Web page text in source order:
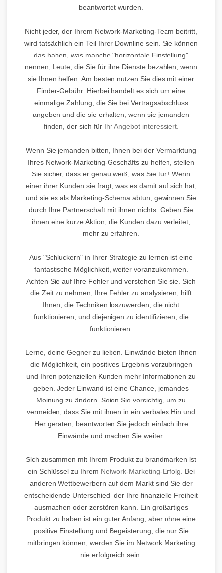
beantwortet wurden.
Nicht jeder, der Ihrem Network-Marketing-Team beitritt,
wird tatsächlich ein Teil Ihrer Downline sein. Sie können
das haben, was manche "horizontale Einstellung"
nennen, Leute, die Sie für ihre Dienste bezahlen, wenn
sie Ihnen helfen. Am besten nutzen Sie dies mit einer
Finder-Gebühr. Hierbei handelt es sich um eine
einmalige Zahlung, die Sie bei Vertragsabschluss
angeben und die sie erhalten, wenn sie jemanden
finden, der sich für Ihr Angebot interessiert.
Wenn Sie jemanden bitten, Ihnen bei der Vermarktung
Ihres Network-Marketing-Geschäfts zu helfen, stellen
Sie sicher, dass er genau weiß, was Sie tun! Wenn
einer ihrer Kunden sie fragt, was es damit auf sich hat,
und sie es als Marketing-Schema abtun, gewinnen Sie
durch Ihre Partnerschaft mit ihnen nichts. Geben Sie
ihnen eine kurze Aktion, die Kunden dazu verleitet,
mehr zu erfahren.
Aus "Schluckern" in Ihrer Strategie zu lernen ist eine
fantastische Möglichkeit, weiter voranzukommen.
Achten Sie auf Ihre Fehler und verstehen Sie sie. Sich
die Zeit zu nehmen, Ihre Fehler zu analysieren, hilft
Ihnen, die Techniken loszuwerden, die nicht
funktionieren, und diejenigen zu identifizieren, die
funktionieren.
Lerne, deine Gegner zu lieben. Einwände bieten Ihnen
die Möglichkeit, ein positives Ergebnis vorzubringen
und Ihren potenziellen Kunden mehr Informationen zu
geben. Jeder Einwand ist eine Chance, jemandes
Meinung zu ändern. Seien Sie vorsichtig, um zu
vermeiden, dass Sie mit ihnen in ein verbales Hin und
Her geraten, beantworten Sie jedoch einfach ihre
Einwände und machen Sie weiter.
Sich zusammen mit Ihrem Produkt zu brandmarken ist
ein Schlüssel zu Ihrem Network-Marketing-Erfolg.
Bei
anderen Wettbewerbern auf dem Markt sind Sie der
entscheidende Unterschied, der Ihre finanzielle Freiheit
ausmachen oder zerstören kann. Ein großartiges
Produkt zu haben ist ein guter Anfang, aber ohne eine
positive Einstellung und Begeisterung, die nur Sie
mitbringen können, werden Sie im Network Marketing
nie erfolgreich sein.